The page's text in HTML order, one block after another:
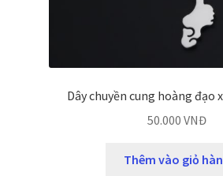
Dây chuyền cung hoàng đạo
50.000 VNĐ
Thêm vào giỏ